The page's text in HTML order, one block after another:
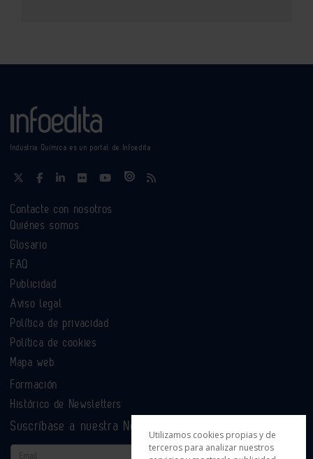
Industria Química es un portal de Infoedita
Contacte con nosotros
Quiénes somos
Glosario
FAQ
Publicidad
Aviso legal
Política de privacidad
Política de cookies
Mapa web
Formación
Histórico de Newsletters
Suscríbase a nuestra Newsletter
Email
Utilizamos cookies propias y de
terceros para analizar nuestros